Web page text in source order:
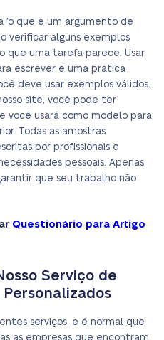
que é um argumento de
verificar alguns exemplos
que uma tarefa parece. Usar
escrever é uma prática
deve usar exemplos válidos.
site, você pode ter
você usará como modelo para
Todas as amostras
por profissionais e
pessoais. Apenas
que seu trabalho não
Questionário para Artigo
Serviço de
Personalizados
serviços, e é normal que